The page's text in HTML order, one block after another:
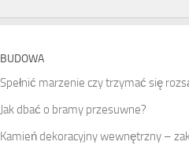
BUDOWA
Spełnić marzenie czy trzymać się
Jak dbać o bramy przesuwne?
Kamień dekoracyjny wewnętrzny –